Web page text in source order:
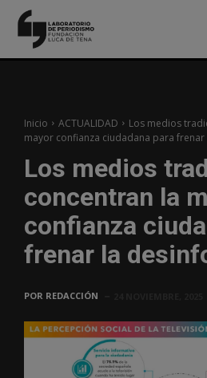
Inicio ACTUALIDAD
Los medios
mayor confianza ciudadana para
Los medios
concentran la
confianza
frenar la
POR REDACCIÓN